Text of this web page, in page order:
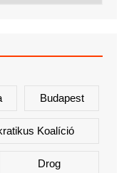
Budapest
Koalíció
Drog